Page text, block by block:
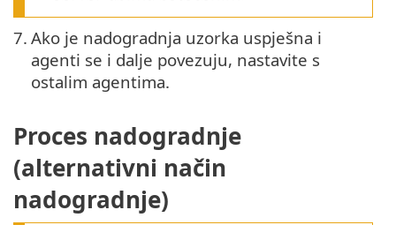
7. Ako je nadogradnja uzorka uspješna i
agenti se i dalje povezuju, nastavite s
ostalim agentima.
Proces nadogradnje
(alternativni način
nadogradnje)